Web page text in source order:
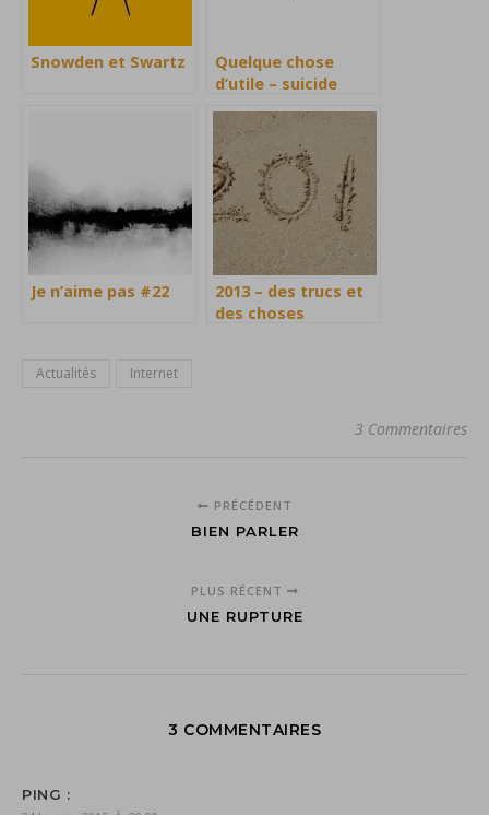
Snowden et Swartz
Quelque chose
d’utile – suicide
Je n’aime pas #22
2013 – des trucs et
des choses
Actualités Internet
3 Commentaires
PRÉCÉDENT
BIEN PARLER
PLUS RÉCENT
UNE RUPTURE
3 COMMENTAIRES
PING :